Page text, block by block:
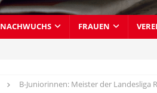
NACHWUCHS FRAUEN
B-Juniorinnen: Meister der Landesliga